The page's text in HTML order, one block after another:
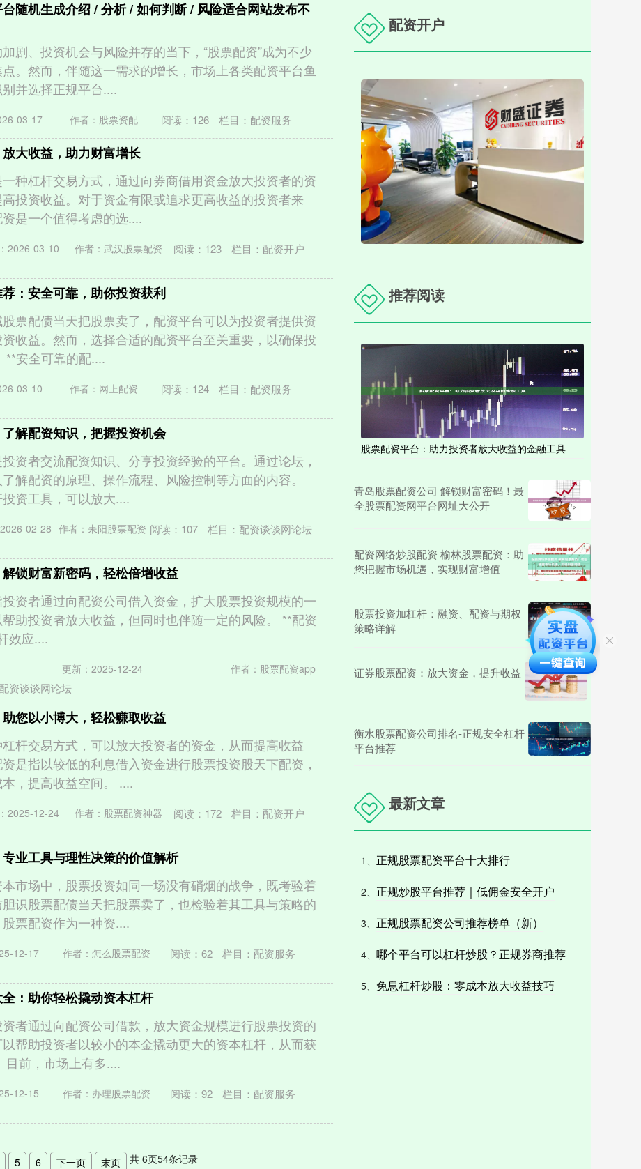
随机生成介绍 / 分析 / 如何判断 / 风险适合网站发布不
剧、投资机会与风险并存的当下，“股票配资”成为不少
。然而，伴随这一需求的增长，市场上各类配资平台鱼
并选择正规平台....
03-17 作者：股票资配 阅读： 126 栏目： 配资服务
大收益，助力财富增长
种杠杆交易方式，通过向券商借用资金放大投资者的资
投资收益。对于资金有限或追求更高收益的投资者来
是一个值得考虑的选....
2026-03-10 作者：武汉股票配资 阅读： 123 栏目： 配资开户
：安全可靠，助你投资获利
票配债当天把股票卖了，配资平台可以为投资者提供资
收益。然而，选择合适的配资平台至关重要，以确保投
**安全可靠的配....
03-10 作者：网上配资 阅读： 124 栏目： 配资服务
解配资知识，把握投资机会
资者交流配资知识、分享投资经验的平台。通过论坛，
解配资的原理、操作流程、风险控制等方面的内容。
资工具，可以放大....
02-28 作者：耒阳股票配资 阅读： 107 栏目： 配资谈谈网论坛
锁财富新密码，轻松倍增收益
资者通过向配资公司借入资金，扩大股票投资规模的一
助投资者放大收益，但同时也伴随一定的风险。 **配资
效应....
更新：2025-12-24 作者：股票配资app
配资谈谈网论坛
您以小博大，轻松赚取收益
杆交易方式，可以放大投资者的资金，从而提高收益
是指以较低的利息借入资金进行股票投资股天下配资，
，提高收益空间。 ....
2025-12-24 作者：股票配资神器 阅读： 172 栏目： 配资开户
业工具与理性决策的价值解析
市场中，股票投资如同一场没有硝烟的战争，既考验着
识股票配债当天把股票卖了，也检验着其工具与策略的
票配资作为一种资....
12-17 作者：怎么股票配资 阅读：62 栏目： 配资服务
：助你轻松撬动资本杠杆
者通过向配资公司借款，放大资金规模进行股票投资的
帮助投资者以较小的本金撬动更大的资本杠杆，从而获
目前，市场上有多....
12-15 作者：办理股票配资 阅读：92 栏目： 配资服务
5 6 下一页 末页 共 6页54条记录
配资开户
推荐阅读
股票配资平台：助力投资者放大收益的金融工具
青岛股票配资公司 解锁财富密码！最
全股票配资网平台网址大公开
配资网络炒股配资 榆林股票配资：助
您把握市场机遇，实现财富增值
股票投资加杠杆：融资、配资与期权
策略详解
证券股票配资：放大资金，提升收益
衡水股票配资公司排名-正规安全杠杆
平台推荐
最新文章
1、 正规股票配资平台十大排行
2、 正规炒股平台推荐｜低佣金安全开户
3、 正规股票配资公司推荐榜单（新）
4、 哪个平台可以杠杆炒股？正规券商推荐
5、 免息杠杆炒股：零成本放大收益技巧